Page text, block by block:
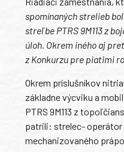
spomínaných strelieb
streľbe PTRS 9M113 z
úloh. Okrem iného aj
z Konkurzu pre piatimi
Okrem príslušníkov
základne výcviku a
PTRS 9M113 z
patrili: strelec- operátor
mechanizovaného